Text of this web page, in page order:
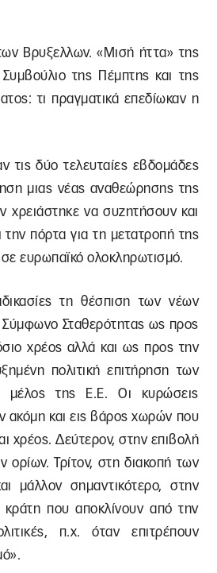
Βρυξελλων. «Μισή ήττα» της
της Πέμπτης και της
τι πραγματικά επεδίωκαν η
τις δύο τελευταίες εβδομάδες
μιας νέας αναθεώρησης της
χρειάστηκε να συζητήσουν και
πόρτα για τη μετατροπή της
ευρωπαϊκό ολοκληρωτισμό.
τη θέσπιση των νέων
Σύμφωνο Σταθερότητας ως προς
χρέος αλλά και ως προς την
πολιτική επιτήρηση των
μέλος της Ε.Ε. Οι κυρώσεις
ακόμη και εις βάρος χωρών που
χρέος. Δεύτερον, στην επιβολή
Τρίτον, στη διακοπή των
μάλλον σημαντικότερο, στην
κράτη που αποκλίνουν από την
π.χ. όταν επιτρέπουν